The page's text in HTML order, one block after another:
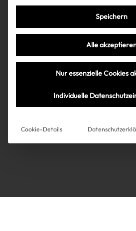
Über uns
Über uns
Instagram
Très Click
Impressum
AGB
Speichern
Alle
Nur essenzielle Cookies
Individuelle
Cookie-Details